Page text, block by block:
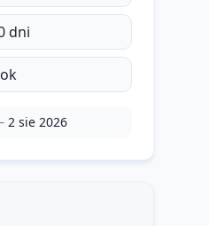
dni
2 sie 2026